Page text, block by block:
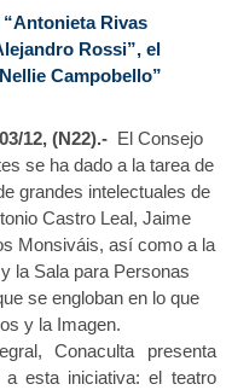
Rivas
Rossi”, el
Campobello”
12, (N22).- El Consejo
se ha dado a la tarea de
grandes intelectuales de
Castro Leal, Jaime
Monsiváis, así como a la
la Sala para Personas
se engloban en lo que
y la Imagen.
Conaculta presenta
esta iniciativa: el teatro